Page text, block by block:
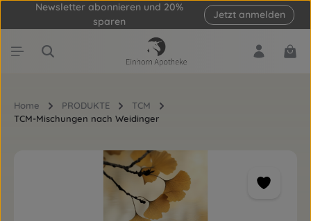
Zum Hauptinhalt springen
Newsletter abonnieren und 20%
sparen
Jetzt anmelden
Home PRODUKTE
TCM
TCM-Mischungen nach Weidinger
Bildergalerie überspringen